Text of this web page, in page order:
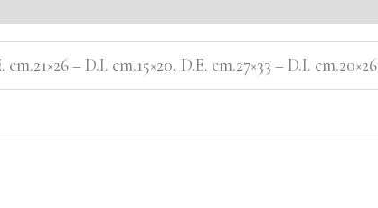
cm.21×26 – D.I. cm.15×20, D.E. cm.27×33 – D.I. cm.20×26